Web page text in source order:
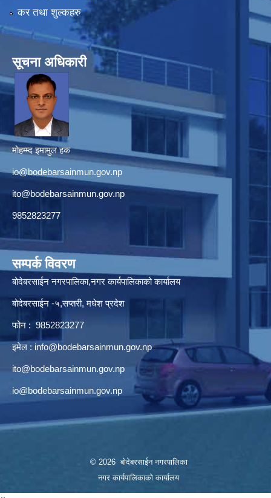
कर तथा शुल्कहरु
सूचना अधिकारी
मोहम्म्द इमामुल हक
io@bodebarsainmun.gov.np
ito@bodebarsainmun.gov.np
9852823277
सम्पर्क विवरण
बोदेबरसाईन नगरपालिका,नगर कार्यपालिकाको कार्यालय
बोदेबरसाईन -५,सप्तरी, मधेश प्रदेश
फोन : 9852823277
इमेल : info@bodebarsainmun.gov.np
ito@bodebarsainmun.gov.np
io@bodebarsainmun.gov.np
© 2026 बोदेबरसाईन नगरपालिका
नगर कार्यपालिकाको कार्यालय